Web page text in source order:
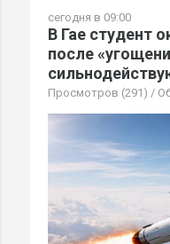
сегодня в 09:00
В Гае студент
после
Просмотров (291) /